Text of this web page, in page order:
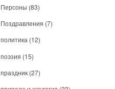
Персоны (83)
Поздравления (7)
политика (12)
поэзия (15)
праздник (27)